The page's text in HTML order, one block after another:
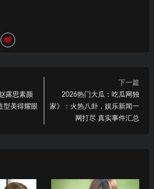
露思素颜
型美得耀眼
下一篇
2026热门大瓜：吃瓜网独
家》：火热八卦，娱乐新闻一
网打尽 真实事件汇总